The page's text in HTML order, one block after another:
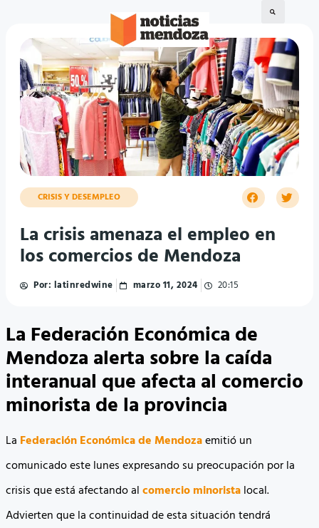
CRISIS Y DESEMPLEO
La crisis amenaza el empleo en
los comercios de Mendoza
Por: latinredwine marzo 11, 2024 20:15
La Federación Económica de
Mendoza alerta sobre la caída
interanual que afecta al comercio
minorista de la provincia
La Federación Económica de Mendozaemitió un
comunicado este lunes expresando su preocupación por la
crisis que está afectando alcomercio minoristalocal.
Advierten que la continuidad de esta situación tendrá